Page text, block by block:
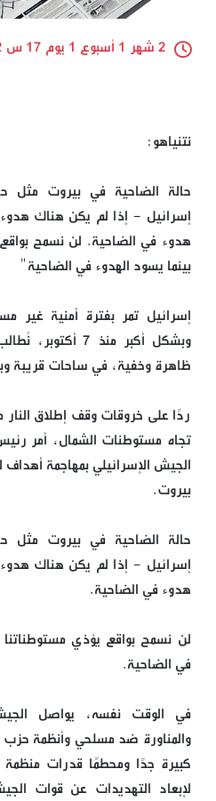
2 شهر 1 أسبوع 1 يوم 17 س 2 د 1 ث
نتنياهو:
حالة الضاحية في بيروت مثل
إسرائيل - إذا لم يكن هناك
هدوء في الضاحية. لن نسمح بواقع
بينما يسود الهدوء في الضاحية"
إسرائيل تمر بفترة أمنية غير
وبشكل أكبر منذ 7
ظاهرة وخفية، في ساحات قريبة
ردًا على خروقات وقف إطلاق النار
تجاه مستوطنات الشمال، أمر رئيس
الجيش الإسرائيلي بمهاجمة
بيروت.
حالة الضاحية في بيروت مثل
إسرائيل - إذا لم يكن هناك
هدوء في الضاحية.
لن نسمح بواقع يؤذي مستوطناتنا
في الضاحية.
في الوقت نفسه، يواصل الجيش
والمناورة ضد مسلحي وأنظمة حزب
كبيرة جدًا ومحطمًا قدرات
لإبعاد التهديدات عن قوات